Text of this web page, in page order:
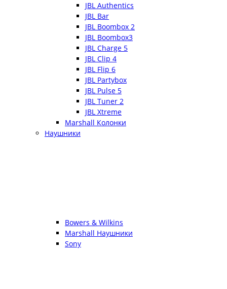
JBL Authentics
JBL Bar
JBL Boombox 2
JBL Boombox3
JBL Charge 5
JBL Clip 4
JBL Flip 6
JBL Partybox
JBL Pulse 5
JBL Tuner 2
JBL Xtreme
Marshall Колонки
Наушники
Bowers & Wilkins
Marshall Наушники
Sony